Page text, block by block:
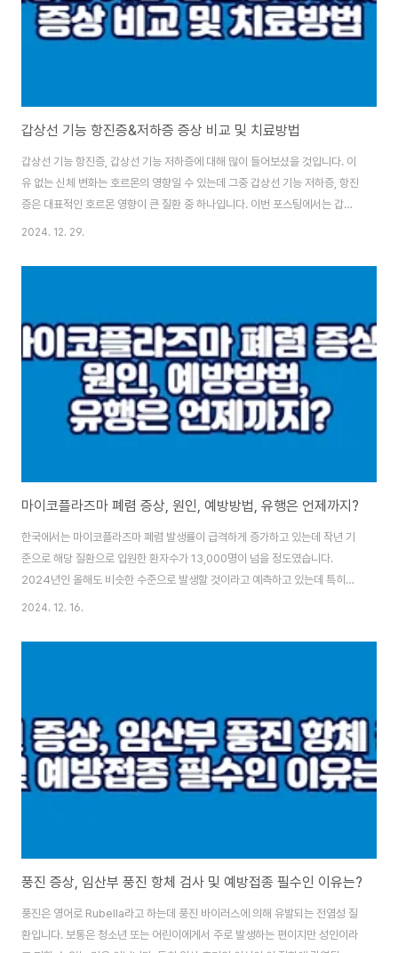
갑상선 기능 항진증&저하증 증상 비교 및 치료방법
갑상선 기능 항진증, 갑상선 기능 저하증에 대해 많이 들어보셨을 것입니다. 이
유 없는 신체 변화는 호르몬의 영향일 수 있는데 그중 갑상선 기능 저하증, 항진
증은 대표적인 호르몬 영향이 큰 질환 중 하나입니다. 이번 포스팅에서는 갑상
선 기능 저하증과 항진증 원인과 증상, 치료 방법에 대해 안내 드리도록 하겠습
은 갑상선(갑상샘)에서 갑상선 호르몬이 적절하게 생성되지 않아 체내 갑상선
서 호르몬 생산이 감소하는 경우입니다. 이는 갑상선 수술이나 방사성 요오드
치료 후에 나타날 수 있고 하시모..
2024. 12. 29.
마이코플라즈마 폐렴 증상, 원인, 예방방법, 유행은 언제까지?
한국에서는 마이코플라즈마 폐렴 발생률이 급격하게 증가하고 있는데 작년 기
준으로 해당 질환으로 입원한 환자수가 13,000명이 넘을 정도였습니다.
2024년인 올해도 비슷한 수준으로 발생할 것이라고 예측하고 있는데 특히나
초등학생 등 학동기에 있는 어린이에게서 흔하게 발생하고 있어 관심과 주의가
엇이고 언제까지 유행이 지속할지에 대해 한 번 알아보도록 하겠습니다. 목차
린 계열의 항생제로는 치료가 불가능합니다. 해당..
2024. 12. 16.
풍진 증상, 임산부 풍진 항체 검사 및 예방접종 필수인 이유는?
풍진은 영어로 Rubella라고 하는데 풍진 바이러스에 의해 유발되는 전염성 질
환입니다. 보통은 청소년 또는 어린이에게서 주로 발생하는 편이지만 성인이라